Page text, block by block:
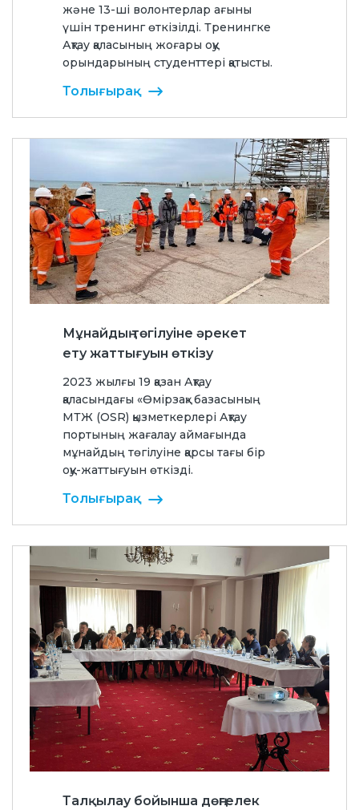
және 13-ші волонтерлар ағыны
үшін тренинг өткізілді. Тренингке
Ақтау қаласының жоғары оқу
орындарының студенттері қатысты.
Толығырақ
Мұнайдың төгілуіне әрекет
ету жаттығуын өткізу
2023 жылғы 19 қазан Ақтау
қаласындағы «Өмірзақ» базасының
МТЖ (OSR) қызметкерлері Ақтау
портының жағалау аймағында
мұнайдың төгілуіне қарсы тағы бір
оқу-жаттығуын өткізді.
Толығырақ
Талқылау бойынша дөңгелек